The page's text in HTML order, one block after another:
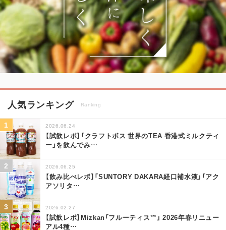
人気ランキング Ranking
2026.06.24
【試飲レポ】「クラフトボス 世界のTEA 香港式ミルクティ
ー」を飲んでみ…
2026.06.25
【飲み比べレポ】「SUNTORY DAKARA経口補水液」「アク
アソリタ…
2026.02.27
【試飲レポ】Mizkan「フルーティス™」 2026年春リニュー
アル4種…